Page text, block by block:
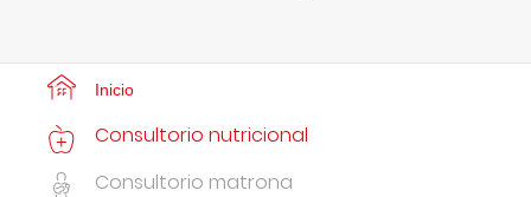
Inicio
Consultorio nutricional
Consultorio matrona